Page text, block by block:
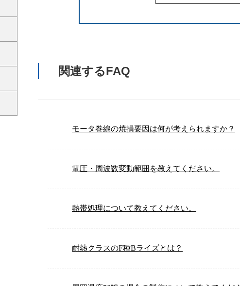
関連するFAQ
モータ巻線の焼損要因は何が考えられますか？
電圧・周波数変動範囲を教えてください。
熱帯処理について教えてください。
耐熱クラスのF種Bライズとは？